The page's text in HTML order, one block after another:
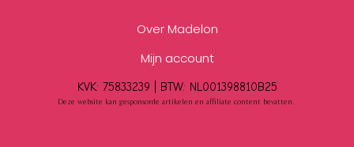
Over Madelon
Mijn account
KVK: 75833239 | BTW: NL001398810B25
Deze website kan gesponsorde artikelen en affiliate content bevatten.